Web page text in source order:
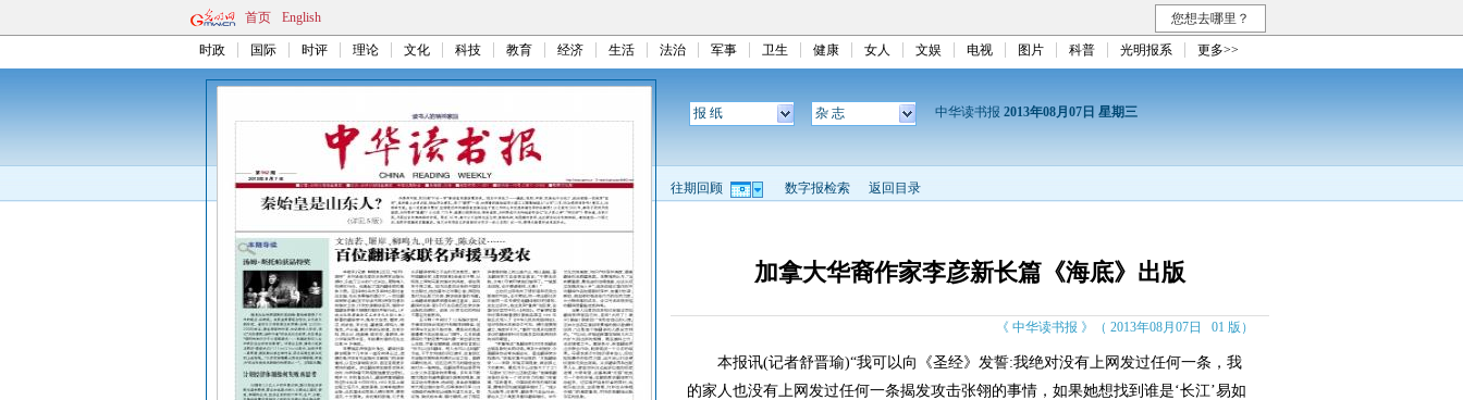
首页 English 您想去哪里？
时政 国际 时评 理论 文化 科技 教育 经济 生活 法治 军事 卫生 健康 女人 文娱 电视 图片 科普 光明报系 更多>>
报 纸 杂 志 中华读书报 2013年08月07日 星期三
往期回顾 数字报检索 返回目录
加拿大华裔作家李彦新长篇《海底》出版
《 中华读书报 》（ 2013年08月07日 01 版）
本报讯(记者舒晋瑜)“我可以向《圣经》发誓:我绝对没有上网发过任何一条，我
的家人也没有上网发过任何一条揭发攻击张翎的事情，如果她想找到谁是‘长江’易如